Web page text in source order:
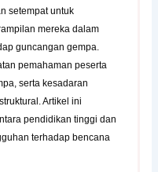
setempat untuk
mereka dalam
guncangan gempa.
pemahaman peserta
serta kesadaran
Artikel ini
pendidikan tinggi dan
terhadap bencana